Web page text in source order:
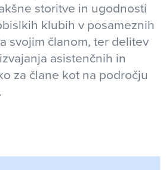
storitve in ugodnosti
klubih v posameznih
svojim članom, ter delitev
asistenčnih in
za člane kot na področju